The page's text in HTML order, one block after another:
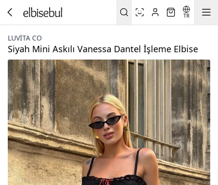
TR
LUVITA CO
Siyah Mini Askılı Vanessa Dantel İşleme Elbise